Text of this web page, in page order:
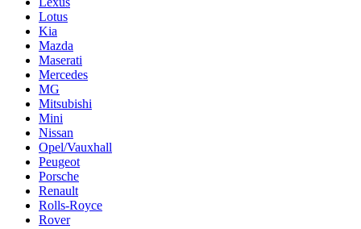
Lotus
Kia
Mazda
Maserati
Mercedes
MG
Mitsubishi
Mini
Nissan
Opel/Vauxhall
Peugeot
Porsche
Renault
Rolls-Royce
Rover